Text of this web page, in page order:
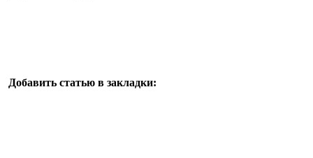
Добавить статью в закладки: